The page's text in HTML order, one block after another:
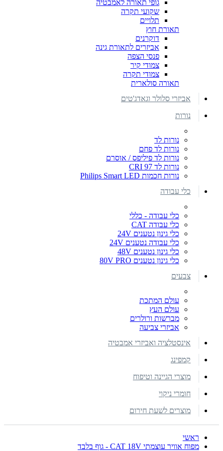
גופי תאורה לאמבטיה
שקועי תקרה
תלויים
תאורת חוץ
דוקרנים
אביזרים לתאורת גינה
פנסי הצפה
צמודי קיר
צמודי תקרה
תאורה סולארית
אביזרי סלולר וגאדג'טים
נורות
נורות לד
נורות לד פחם
נורות לד פיליפס / אוסרם
נורות לד CRI 97
נורות חכמות Philips Smart LED
כלי עבודה
כלי עבודה - כללי
כלי עבודה CAT
כלי גינון נטענים 24V
כלי עבודה נטענים 24V
כלי גינון נטענים 48V
כלי גינון נטענים 80V PRO
צבעים
עולם המתכת
עולם העץ
מברשות ורולרים
אביזרי צביעה
אינסטלציה ואביזרי אמבטיה
קמפינג
מוצרי הגיינה וטיפוח
חומרי ניקוי
מוצרים לשעת חירום
ראשי
מפוח אוויר עוצמתי CAT 18V - גוף בלבד